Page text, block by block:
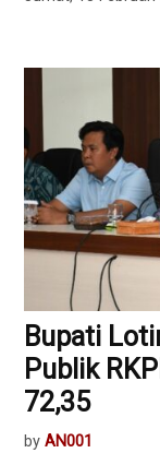
Bupati
Publik
72,35
by AN001